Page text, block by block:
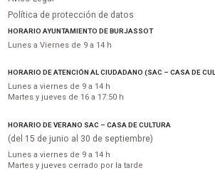
Política de protección de datos
HORARIO AYUNTAMIENTO DE BURJASSOT
Lunes a Viernes de 9 a 14 h
HORARIO DE ATENCIÓN AL CIUDADANO (SAC – CASA DE
Lunes a viernes de 9 a 14 h
Martes y jueves de 16 a 17:50 h
HORARIO DE VERANO SAC – CASA DE CULTURA
(del 15 de junio al 30 de septiembre)
Lunes a viernes de 9 a 14 h
Martes y jueves cerrado por la tarde